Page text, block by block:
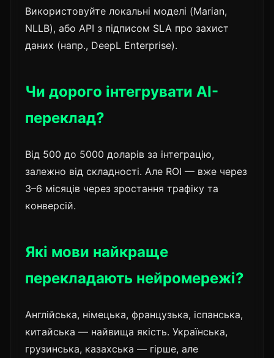
Використовуйте локальні моделі (Marian,
NLLB), або API з підписом SLA про захист
даних (напр., DeepL Enterprise).
Чи дорого інтегрувати AI-
переклад?
Від 500 до 5000 доларів за інтеграцію,
залежно від складності. Але ROI — вже через
3–6 місяців через зростання трафіку та
конверсій.
Які мови найкраще
перекладають нейромережі?
Англійська, німецька, французька, іспанська,
китайська — найвища якість. Українська,
грузинська, казахська — гірше, але